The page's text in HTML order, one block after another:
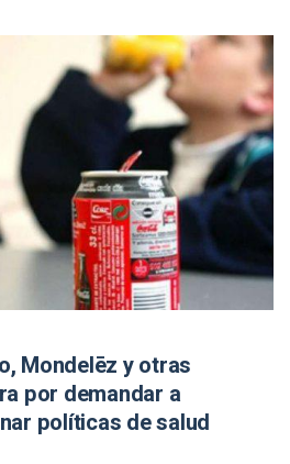
Mondelēz y otras
por demandar a
políticas de salud